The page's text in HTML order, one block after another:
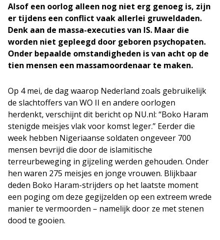
Alsof een oorlog alleen nog niet erg genoeg is, zijn
er tijdens een conflict vaak allerlei gruweldaden.
Denk aan de massa-executies van IS. Maar die
worden niet gepleegd door geboren psychopaten.
Onder bepaalde omstandigheden is van acht op de
tien mensen een massamoordenaar te maken.
Op 4 mei, de dag waarop Nederland zoals gebruikelijk
de slachtoffers van WO II en andere oorlogen
herdenkt, verschijnt dit bericht op NU.nl: “Boko Haram
stenigde meisjes vlak voor komst leger.” Eerder die
week hebben Nigeriaanse soldaten ongeveer 700
mensen bevrijd die door de islamitische
terreurbeweging in gijzeling werden gehouden. Onder
hen waren 275 meisjes en jonge vrouwen. Blijkbaar
deden Boko Haram-strijders op het laatste moment
een poging om deze gegijzelden op een extreem wrede
manier te vermoorden – namelijk door ze met stenen
dood te gooien.